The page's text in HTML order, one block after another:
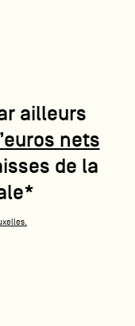
ailleurs
nets
de la